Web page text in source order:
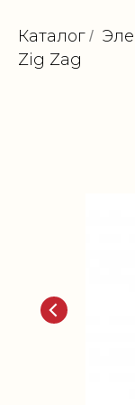
Каталог /
Zig Zag